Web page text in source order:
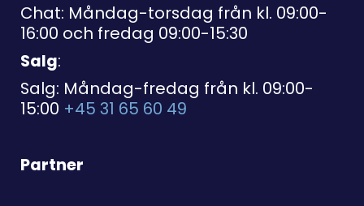
Chat: Måndag-torsdag från kl. 09:00-
16:00 och fredag 09:00-15:30
Salg:
Salg: Måndag-fredag från kl. 09:00-
15:00 +45 31 65 60 49
Partner